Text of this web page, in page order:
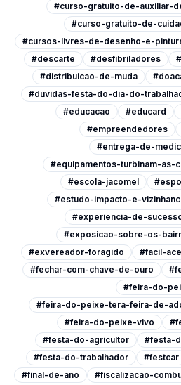
#curso-gratuito-de-auxiliar-
#curso-gratuito-de-
#cursos-livres-de-desenho-e-
#descarte
#desfibriladores
#distribuicao-de-muda
#duvidas-festa-do-dia-do-
#educacao
#educard
#empreendedores
#entrega-de-
#equipamentos-turbinam-as-
#escola-jacomel
#estudo-impacto-e-
#experiencia-de-
#exposicao-sobre-os-
#exvereador-foragido
#facil-
#fechar-com-chave-de-ouro
#feira-do-
#feira-do-peixe-tera-feira-de-
#feira-do-peixe-vivo
#festa-do-agricultor
#festa-
#festa-do-trabalhador
#festcar
#final-de-ano
#fiscalizacao-